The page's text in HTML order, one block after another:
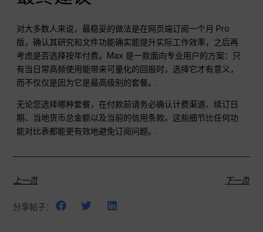
对大多数人来说，最稳妥的做法是在网页端订阅一个月 Pro
版，确认其研究和文件功能确实能提升实际工作效率，之后再
考虑是否选择按年付费。Max 是一款面向专业用户的方案：只
有当日常高频使用能带来可量化的回报时，选择它才有意义，
而不仅仅是因为它是最高级别的套餐。.
无论您选择哪种套餐，在付款前请务必确认计费渠道、续订日
期、当地货币总金额以及当前的信用条款。这些细节比任何功
能对比表都能更有效地避免订阅问题。.
上一页 下一页
分享帖子：